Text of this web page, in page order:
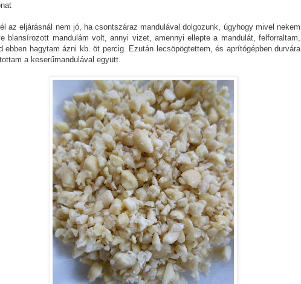
az eljárásnál nem jó, ha csontszáraz mandulával dolgozunk, úgyhogy mivel nekem
blansírozott mandulám volt, annyi vizet, amennyi ellepte a mandulát, felforraltam,
ebben hagytam ázni kb. öt percig. Ezután lecsöpögtettem, és aprítógépben durvára
a keserűmandulával együtt.